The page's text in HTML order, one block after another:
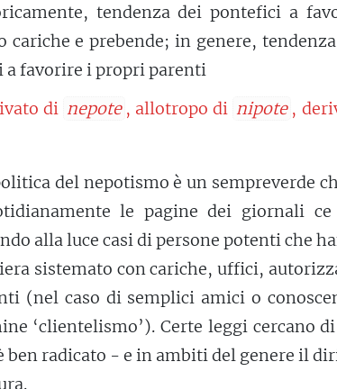
tendenza dei pontefici a
cariche e prebende; in genere,
favorire i propri parenti
di nepote , allotropo di nipote ,
del nepotismo è un sempreverde
le pagine dei giornali
alla luce casi di persone potenti che
sistemato con cariche, uffici,
(nel caso di semplici amici o
‘clientelismo’). Certe leggi cercano
ben radicato - e in ambiti del genere il